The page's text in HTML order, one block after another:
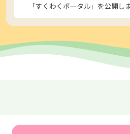
幼稚園・保育所等の関係者向けペ
「すくわくポータル」を公開し